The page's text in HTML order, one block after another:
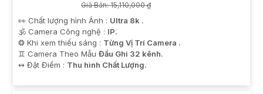
Giá Bán: 15,110,000 ₫
👀 Chất lượng hình Ảnh : Ultra 8k .
🕉️ Camera Công nghệ : IP.
❂ Khi xem thiếu sáng : Từng Vị Trí Camera .
♊ Camera Theo Mẫu Đầu Ghi 32 kênh.
️↭ Đặt Điểm : Thu hình Chất Lượng.